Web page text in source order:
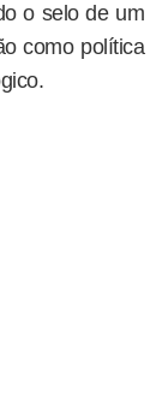
o selo de um
como política